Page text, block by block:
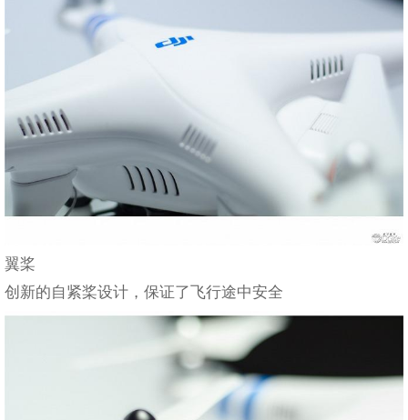
翼桨
创新的自紧桨设计，保证了飞行途中安全